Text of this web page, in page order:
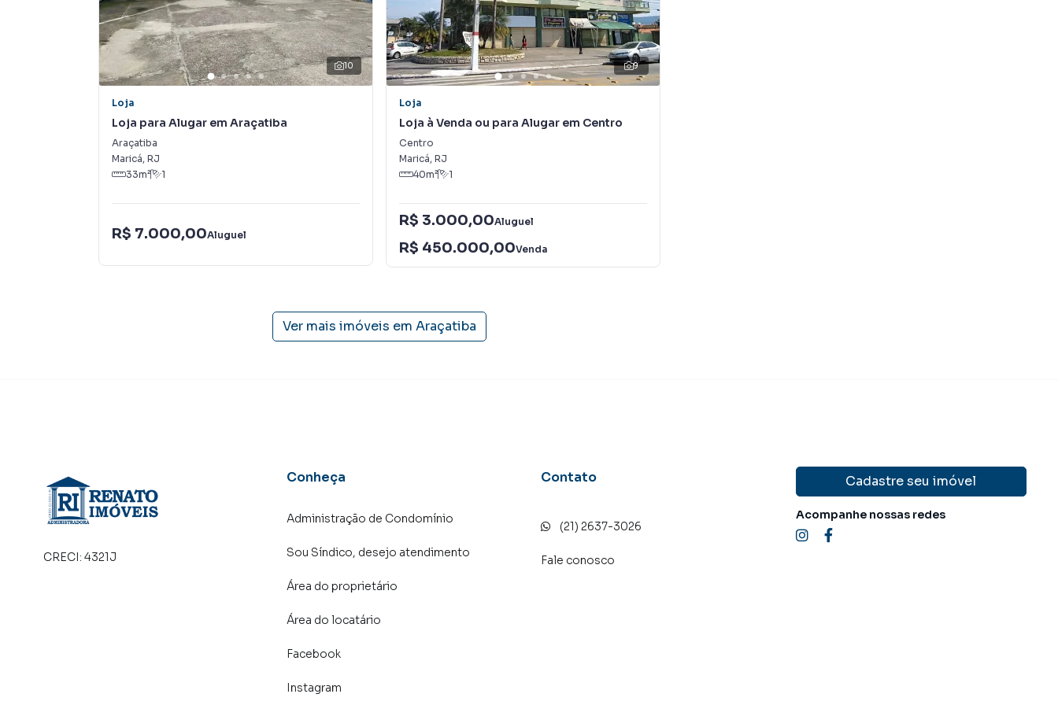
terrenos, lojas e barracões para venda ou locação, além de empreendimentos em construção ou
lançamentos na planta em Araçatiba e em outras regiões de Maricá. Aqui você encontra milhares de
ofertas para encontrar o imóvel que mais combina com seu estilo de vida.
Negocie seu imóvel de forma totalmente online, com segurança e tranquilidade. Na RENATO IMÓVEIS
você consegue comprar ou alugar um imóvel em Maricá mesmo não estando na cidade e com a
praticidade de fazer tudo online, direto do seu computador ou smartphone. Nós criamos soluções
inovadoras para simplificar a relação de proprietários, inquilinos e compradores com o mercado
imobiliário.
Na RENATO IMÓVEIS você consegue vender ou alugar seu imóvel muito mais rápido do que em
imobiliárias tradicionais. Já vendemos e locamos diversos imóveis em Maricá, especialmente em
consequência uma maior chance de vender ou alugar seu imóvel mais rápido. Contamos também com
um time de programadores, corretores treinados e uma central de atendimento preparada para
10
Loja
Loja para Alugar em Araçatiba
Araçatiba
Maricá, RJ
33m² 1
R$ 7.000,00Aluguel
9
Loja
Loja à Venda ou para Alugar em Centro
Centro
Maricá, RJ
40m² 1
R$ 3.000,00Aluguel
R$ 450.000,00Venda
Ver mais imóveis em Araçatiba
CRECI: 4321J
Conheça
Administração de Condomínio
Sou Síndico, desejo atendimento
Área do proprietário
Área do locatário
Facebook
Instagram
Contato
(21) 2637-3026
Fale conosco
Cadastre seu imóvel
Acompanhe nossas redes